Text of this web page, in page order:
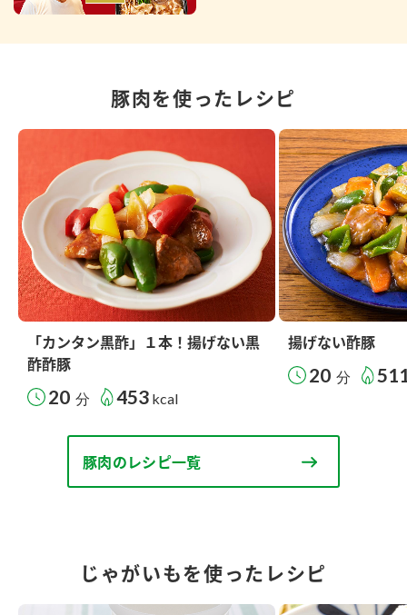
豚肉を使ったレシピ
「カンタン黒酢」１本！揚げない黒
酢酢豚
20 分 453 kcal
揚げない酢豚
20 分
豚肉のレシピ一覧
じゃがいもを使ったレシピ